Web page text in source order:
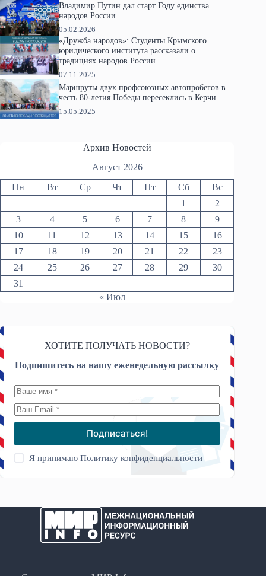
Владимир Путин дал старт Году единства
народов России
05.02.2026
«Дружба народов»: Студенты Крымского
юридического института рассказали о
традициях народов России
07.11.2025
Маршруты двух профсоюзных автопробегов в
честь 80-летия Победы пересеклись в Керчи
15.05.2025
Архив Новостей
Август 2026
Пн Вт Ср Чт Пт Сб
Вс
1
2
3
4 5 6 7 8
9
10
11 12 13 14 15
16
17
18 19 20 21 22
23
24
25 26 27 28 29
30
31
« Июл
ХОТИТЕ ПОЛУЧАТЬ НОВОСТИ?
Подпишитесь на нашу еженедельную рассылку
Подписаться!
Я принимаюПолитику конфиденциальности